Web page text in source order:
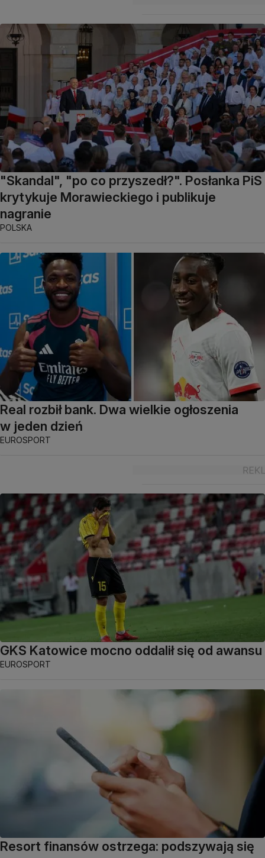
"Skandal", "po co przyszedł?". Posłanka PiS
krytykuje Morawieckiego i publikuje
nagranie
POLSKA
Real rozbił bank. Dwa wielkie ogłoszenia
w jeden dzień
EUROSPORT
GKS Katowice mocno oddalił się od awansu
EUROSPORT
Resort finansów ostrzega: podszywają się